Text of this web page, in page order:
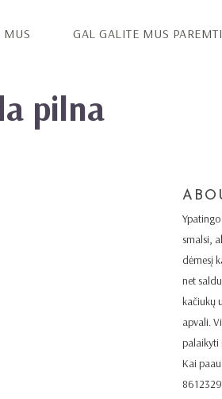
MUS GAL GALITE MUS
pilna
smalsi,
dėmesį
net
kačiukų
apvali.
palaikyti
Kai